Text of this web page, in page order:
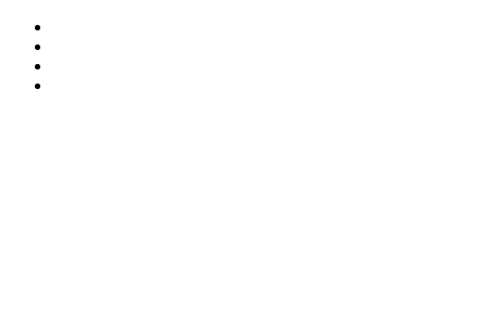
Saltar
contenido